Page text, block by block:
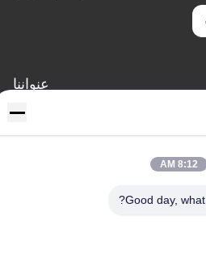
عنواننا
رفض 355 Zhiyuan طريق, Wukang مدينة, Deqing إقليم, جيجيانغ
8:12 AM
Good day,